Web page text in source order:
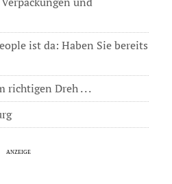
ist da: Haben Sie bereits
richtigen Dreh . . .